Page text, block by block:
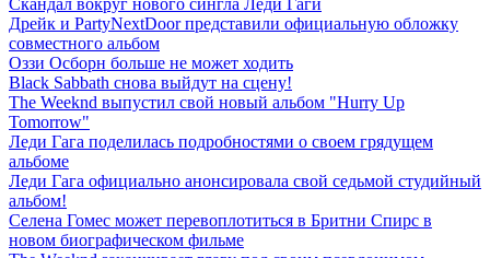
Скандал вокруг нового сингла Леди Гаги
Дрейк и PartyNextDoor представили официальную обложку
совместного альбом
Оззи Осборн больше не может ходить
Black Sabbath снова выйдут на сцену!
The Weeknd выпустил свой новый альбом "Hurry Up
Tomorrow"
Леди Гага поделилась подробностями о своем грядущем
альбоме
Леди Гага официально анонсировала свой седьмой студийный
альбом!
Селена Гомес может перевоплотиться в Бритни Спирс в
новом биографическом фильме